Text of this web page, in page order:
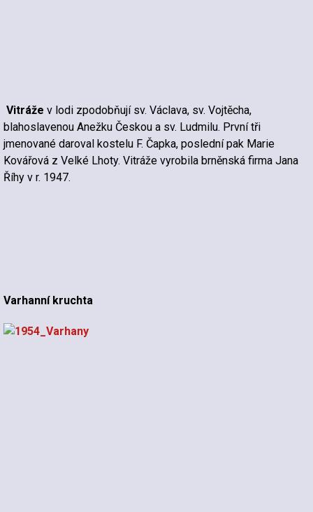
Vitráže v lodi zpodobňují sv. Václava, sv. Vojtěcha,
blahoslavenou Anežku Českou a sv. Ludmilu. První tři
jmenované daroval kostelu F. Čapka, poslední pak Marie
Kovářová z Velké Lhoty. Vitráže vyrobila brněnská firma Jana
Říhy v r. 1947.
Varhanní kruchta